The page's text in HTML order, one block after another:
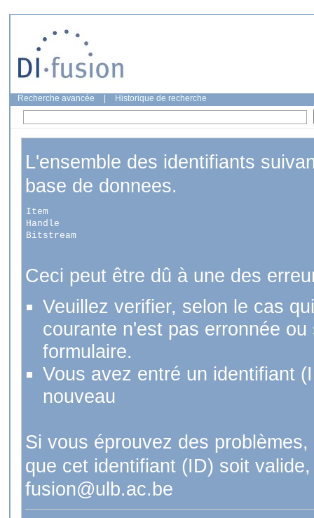
Recherche avancée Historique de recherche
L'ensemble des identifiants
base de donnees.
Item
Handle
Bitstream
Ceci peut être dû à une des
Veuillez verifier, selon le cas
courante n'est pas erronnée
formulaire.
Vous avez entré un identifiant
nouveau
Si vous éprouvez des
que cet identifiant (ID) soit
fusion@ulb.ac.be